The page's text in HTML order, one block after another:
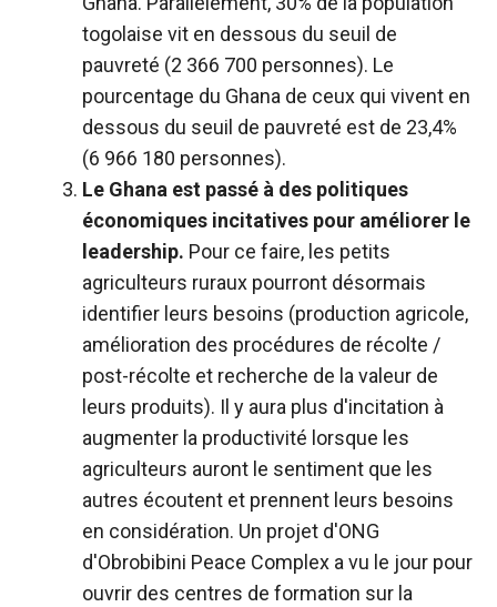
togolaise vit en dessous du seuil de
pauvreté (2 366 700 personnes). Le
pourcentage du Ghana de ceux qui vivent en
dessous du seuil de pauvreté est de 23,4%
(6 966 180 personnes).
Le Ghana est passé à des politiques
économiques incitatives pour améliorer le
leadership. Pour ce faire, les petits
agriculteurs ruraux pourront désormais
identifier leurs besoins (production agricole,
amélioration des procédures de récolte /
post-récolte et recherche de la valeur de
leurs produits). Il y aura plus d'incitation à
augmenter la productivité lorsque les
agriculteurs auront le sentiment que les
autres écoutent et prennent leurs besoins
en considération. Un projet d'ONG
d'Obrobibini Peace Complex a vu le jour pour
ouvrir des centres de formation sur la